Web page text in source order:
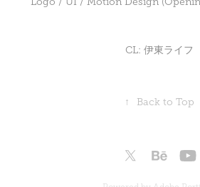
CL: 伊東ライフ
↑ Back to Top